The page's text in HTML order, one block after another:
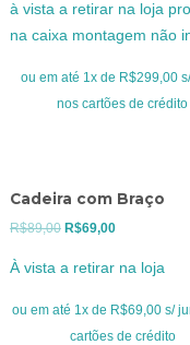
R$399,00.
atual
à vista a retirar na loja
na caixa montagem não
ou em até 1x de R$299,00
nos cartões de crédito
Cadeira com Braço
R$89,00 O
era:
R$89,00.
R$69,00O
é:
R$69,00.
À vista a retirar na loja
ou em até 1x de R$69,00 s/
cartões de crédito